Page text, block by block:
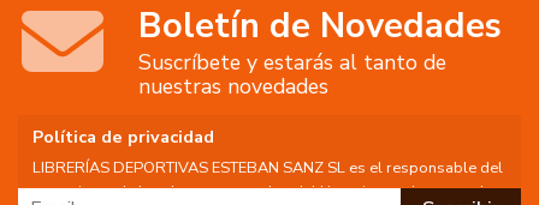
Boletín de Novedades
Suscríbete y estarás al tanto de
nuestras novedades
Política de privacidad
LIBRERÍAS DEPORTIVAS ESTEBAN SANZ SL es el responsable del
tratamiento de los datos personales del Usuario, por lo que se le